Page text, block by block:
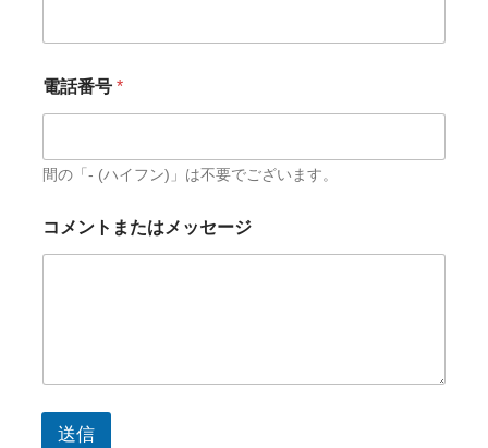
電話番号 *
間の「- (ハイフン)」は不要でございます。
コメントまたはメッセージ
送信